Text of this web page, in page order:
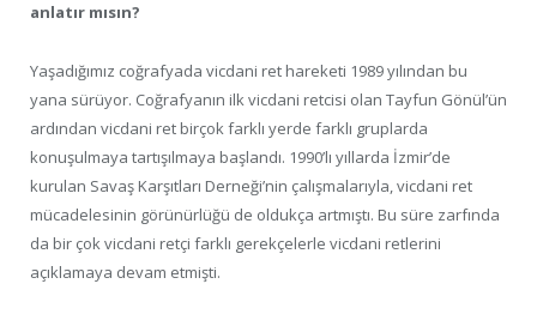
anlatır mısın?
Yaşadığımız coğrafyada vicdani ret hareketi 1989 yılından bu
yana sürüyor. Coğrafyanın ilk vicdani retcisi olan Tayfun Gönül’ün
ardından vicdani ret birçok farklı yerde farklı gruplarda
konuşulmaya tartışılmaya başlandı. 1990’lı yıllarda İzmir’de
kurulan Savaş Karşıtları Derneği’nin çalışmalarıyla, vicdani ret
mücadelesinin görünürlüğü de oldukça artmıştı. Bu süre zarfında
da bir çok vicdani retçi farklı gerekçelerle vicdani retlerini
açıklamaya devam etmişti.